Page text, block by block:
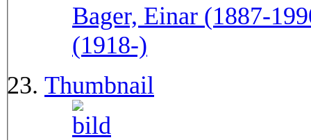
Bager, Einar (1887-
(1918-)
Thumbnail